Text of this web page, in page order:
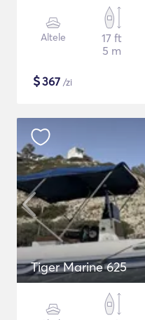
Altele
17 ft
5 m
$367 /zi
Tiger Marine 625